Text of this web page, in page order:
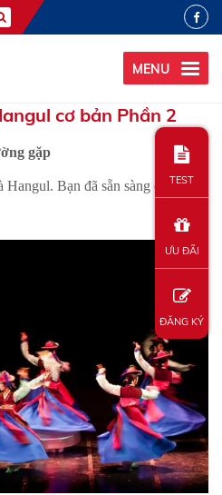
MENU
cơ bản Phần 2
gặp
Bạn đã sẵn sàng chưa?
TEST
ƯU ĐÃI
ĐĂNG KÝ